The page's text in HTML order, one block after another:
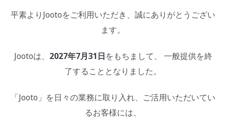
平素よりJootoをご利用いただき、誠にありがとうござい
ます。
Jootoは、 2027年7月31日をもちまして、 一般提供を終
了することとなりました。
「Jooto」を日々の業務に取り入れ、ご活用いただいてい
るお客様には、